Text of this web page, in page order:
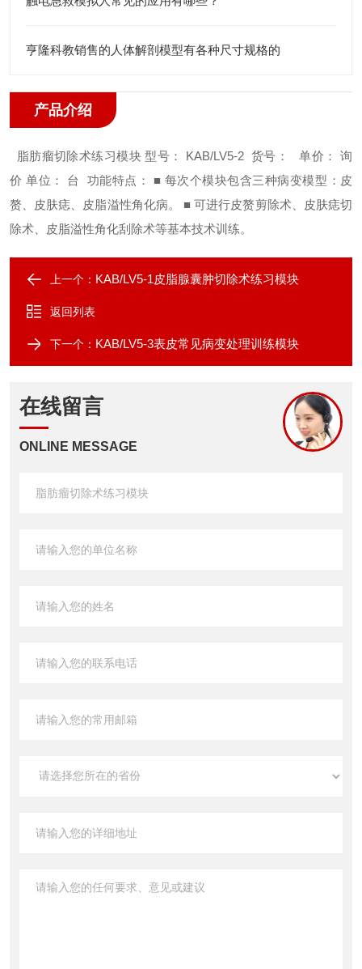
亨隆科教销售的人体解剖模型有各种尺寸规格的
产品介绍
脂肪瘤切除术练习模块型号： KAB/LV5-2 货号：单价： 询
价单位： 台 功能特点： ■ 每次个模块包含三种病变模型：皮
赘、皮肤痣、皮脂溢性角化病。 ■ 可进行皮赘剪除术、皮肤痣切
除术、皮脂溢性角化刮除术等基本技术训练。
上一个： KAB/LV5-1皮脂腺囊肿切除术练习模块
返回列表
下一个： KAB/LV5-3表皮常见病变处理训练模块
在线留言
ONLINE MESSAGE